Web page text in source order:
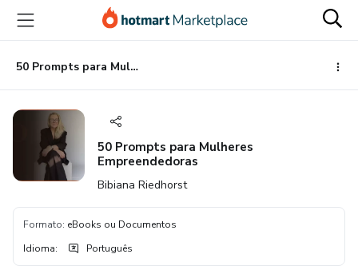
para
conteúdo
principal
para
pagamento
para
rodapé
50 Prompts para Mulheres Empreendedoras
50 Prompts para Mulheres
Empreendedoras
Bibiana Riedhorst
Formato: eBooks ou Documentos
Idioma: Português